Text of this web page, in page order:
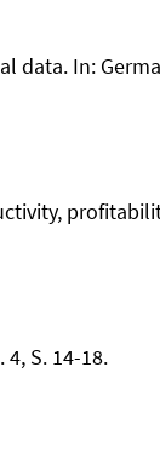
data. In:
S. 14-18.